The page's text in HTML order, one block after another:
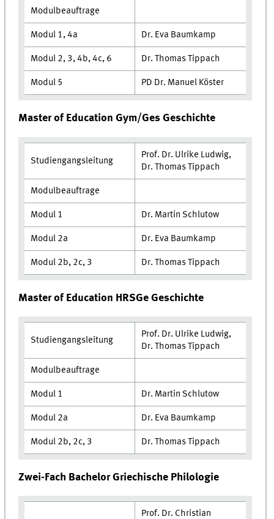
Modulbeauftrage
Modul 1, 4a Dr. Eva Baumkamp
Modul 2, 3, 4b, 4c, 6 Dr. Thomas Tippach
Modul 5 PD Dr. Manuel Köster
Master of Education Gym/Ges Geschichte
Studiengangsleitung
Prof. Dr. Ulrike Ludwig,
Dr. Thomas Tippach
Modulbeauftrage
Modul 1 Dr. Martin Schlutow
Modul 2a Dr. Eva Baumkamp
Modul 2b, 2c, 3 Dr. Thomas Tippach
Master of Education HRSGe Geschichte
Studiengangsleitung
Prof. Dr. Ulrike Ludwig,
Dr. Thomas Tippach
Modulbeauftrage
Modul 1 Dr. Martin Schlutow
Modul 2a Dr. Eva Baumkamp
Modul 2b, 2c, 3 Dr. Thomas Tippach
Zwei-Fach Bachelor Griechische Philologie
Prof. Dr. Christian